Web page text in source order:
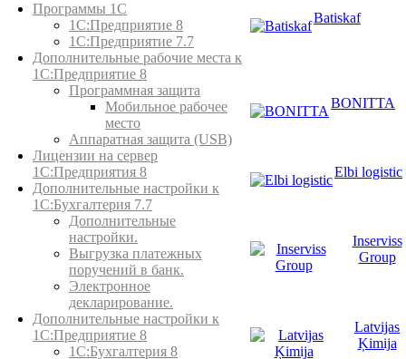
Программы 1С
1С:Предприятие 8
1С:Предприятие 7.7
Дополнительные рабочие места к
1С:Предприятие 8
Программная защита
Мобильное рабочее
место
Аппаратная защита (USB)
Лицензии на сервер
1С:Предприятия 8
Дополнительные настройки к
1С:Бухгалтерия 7.7
Дополнительные
настройки.
Выгрузка платежных
поручений в банк.
Электронное
декларирование.
Дополнительные настройки к
1С:Предприятие 8
1С:Бухгалтерия 8
Batiskaf
BONITTA
Elbi logistic
Inserviss
Group
Latvijas
Ķimija